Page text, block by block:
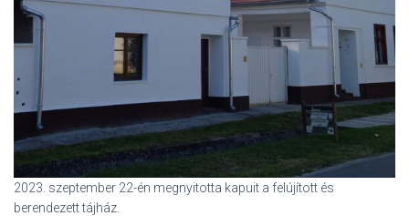
2023. szeptember 22-én megnyitotta kapuit a felújított és
berendezett tájház.